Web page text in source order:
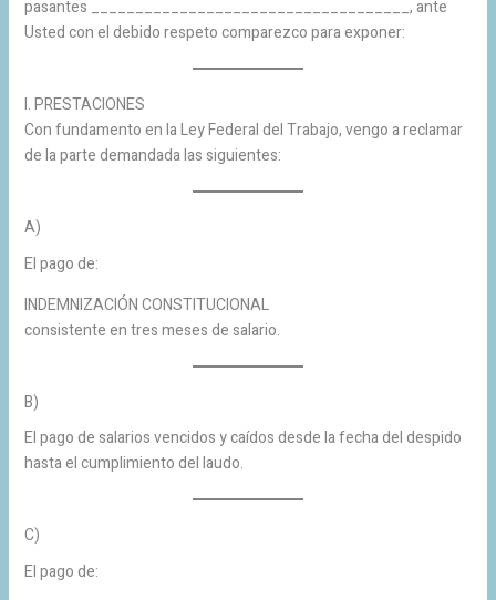
pasantes ____________________________________, ante
Usted con el debido respeto comparezco para exponer:
I. PRESTACIONES
Con fundamento en la Ley Federal del Trabajo, vengo a reclamar
de la parte demandada las siguientes:
A)
El pago de:
INDEMNIZACIÓN CONSTITUCIONAL
consistente en tres meses de salario.
B)
El pago de salarios vencidos y caídos desde la fecha del despido
hasta el cumplimiento del laudo.
C)
El pago de: